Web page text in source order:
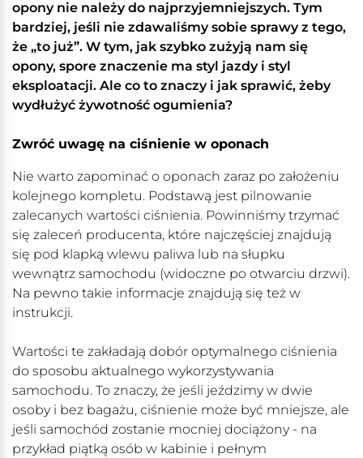
opony nie należy do najprzyjemniejszych. Tym
bardziej, jeśli nie zdawaliśmy sobie sprawy z tego,
że „to już”. W tym, jak szybko zużyją nam się
opony, spore znaczenie ma styl jazdy i styl
eksploatacji. Ale co to znaczy i jak sprawić, żeby
wydłużyć żywotność ogumienia?
Zwróć uwagę na ciśnienie w oponach
Nie warto zapominać o oponach zaraz po założeniu
kolejnego kompletu. Podstawą jest pilnowanie
zalecanych wartości ciśnienia. Powinniśmy trzymać
się zaleceń producenta, które najczęściej znajdują
się pod klapką wlewu paliwa lub na słupku
wewnątrz samochodu (widoczne po otwarciu drzwi).
Na pewno takie informacje znajdują się też w
instrukcji.
Wartości te zakładają dobór optymalnego ciśnienia
do sposobu aktualnego wykorzystywania
samochodu. To znaczy, że jeśli jeździmy w dwie
osoby i bez bagażu, ciśnienie może być mniejsze, ale
jeśli samochód zostanie mocniej dociążony - na
przykład piątką osób w kabinie i pełnym